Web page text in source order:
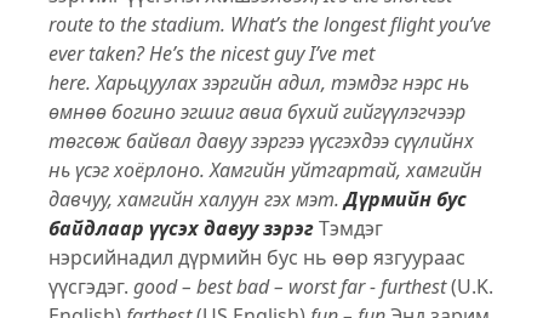
route to the stadium. What’s the longest flight you’ve
ever taken?He’s the nicest guy I’ve met
here. Харьцуулах зэргийн адил, тэмдэг нэрс нь
өмнөө богино эгшиг авиа бүхий гийгүүлэгчээр
төгсөж байвал давуу зэргээ үүсгэхдээ сүүлийнх
нь үсэг хоёрлоно. Хамгийн уйтгартай, хамгийн
давчуу, хамгийн халуун гэх мэт. Дүрмийн бус
байдлаар үүсэх давуу зэрэгТэмдэг
нэрсийнадил дүрмийн бус нь өөр язгуураас
үүсгэдэг. good – bestbad – worstfar - furthest(U.K.